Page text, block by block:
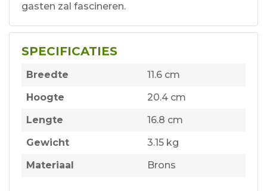
gasten zal fascineren.
SPECIFICATIES
Breedte
11.6 cm
Hoogte
20.4 cm
Lengte
16.8 cm
Gewicht
3.15 kg
Materiaal
Brons